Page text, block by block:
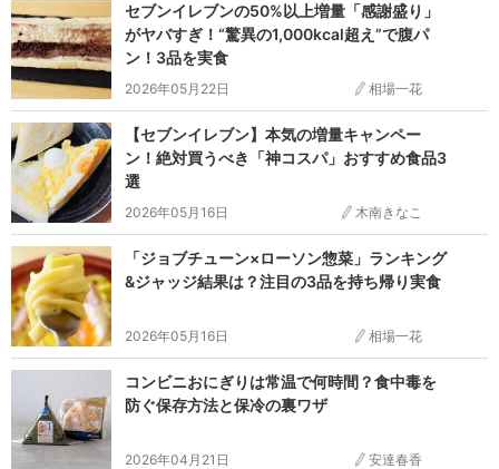
セブンイレブンの50%以上増量「感謝盛り」
がヤバすぎ！“驚異の1,000kcal超え”で腹パ
ン！3品を実食
2026年05月22日 相場一花
【セブンイレブン】本気の増量キャンペー
ン！絶対買うべき「神コスパ」おすすめ食品3
選
2026年05月16日 木南きなこ
「ジョブチューン×ローソン惣菜」ランキング
&ジャッジ結果は？注目の3品を持ち帰り実食
2026年05月16日 相場一花
コンビニおにぎりは常温で何時間？食中毒を
防ぐ保存方法と保冷の裏ワザ
2026年04月21日 安達春香